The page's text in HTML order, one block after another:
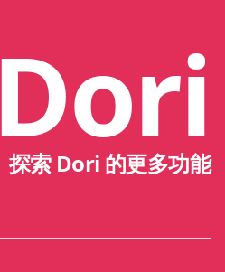
Dori
探索 Dori 的更多功能